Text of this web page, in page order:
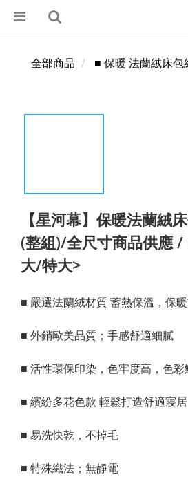
全部商品 ■ 保暖 法蘭絨床包
【星河幕】保暖法蘭絨
(整組)/全尺寸商品供應
大/特大>
■ 嚴選法蘭絨材質 蓄熱保溫，保
■ 外銷歐美品質；手感舒適細膩
■ 活性環保印染，色牢度高，色彩
■ 繽紛多花色款 輕鬆打造舒適寢居
■ 易洗快乾，不掉毛
■ 特殊織法；無靜電